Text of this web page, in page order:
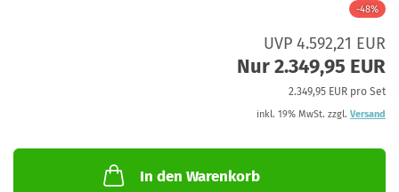
-48%
UVP 4.592,21 EUR
Nur 2.349,95 EUR
2.349,95 EUR pro Set
inkl. 19% MwSt. zzgl. Versand
In den Warenkorb